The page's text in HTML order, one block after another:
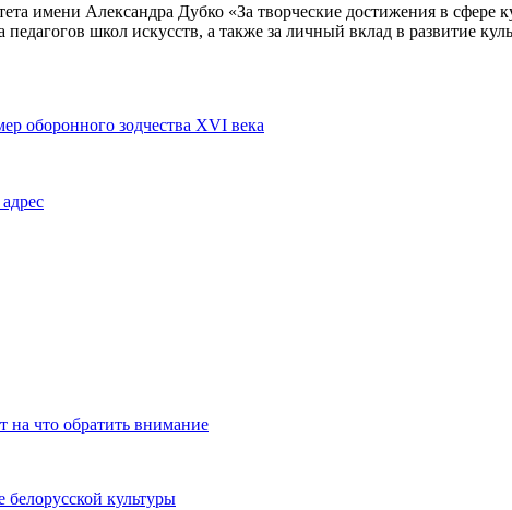
имени Александра Дубко «За творческие достижения в сфере
школ искусств, а также за личный вклад в развитие
зодчества XVI века
на что обратить внимание
белорусской культуры